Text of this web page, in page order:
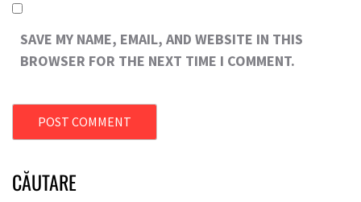
SAVE MY NAME, EMAIL, AND WEBSITE IN THIS
BROWSER FOR THE NEXT TIME I COMMENT.
CĂUTARE